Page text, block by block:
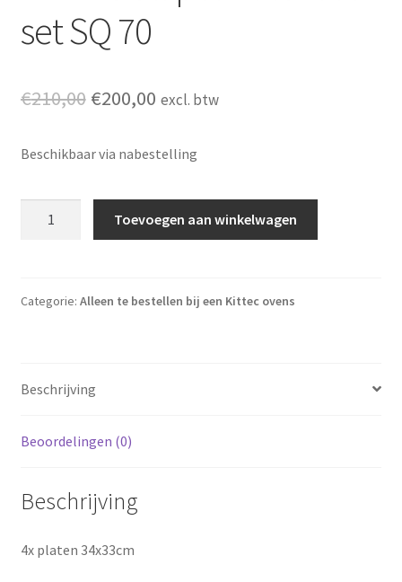
set SQ 70
€210,00 Oorspronkelijke prijs was: €210,00.
€200,00Huidige prijs is: €200,00.
excl. btw
Beschikbaar via nabestelling
Toevoegen aan winkelwagen
Categorie: Alleen te bestellen bij een Kittec ovens
Beschrijving
Beoordelingen (0)
Beschrijving
4x platen 34x33cm